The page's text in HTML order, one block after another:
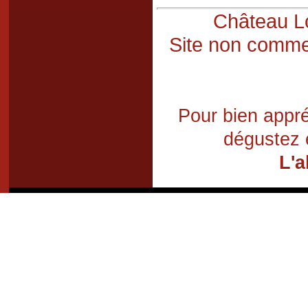
Château
Site non
Pour bien
dégustez